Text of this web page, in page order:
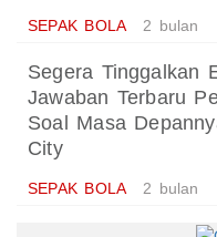
SEPAK BOLA 2 bulan
Segera Tinggalkan
Jawaban Terbaru
Soal Masa
City
SEPAK BOLA 2 bulan